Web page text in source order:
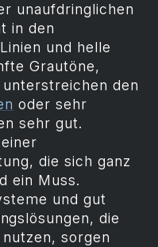
unaufdringlichen
in den
und helle
Grautöne,
den
oder sehr
sehr gut.
die sich ganz
ein Muss.
und gut
die
sorgen